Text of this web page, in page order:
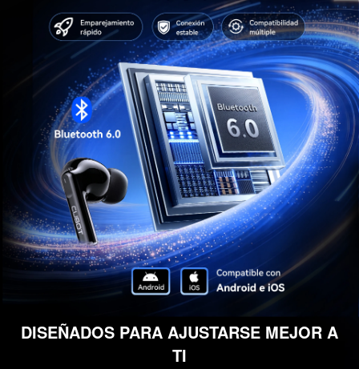
DISEÑADOS PARA AJUSTARSE MEJOR A
TI